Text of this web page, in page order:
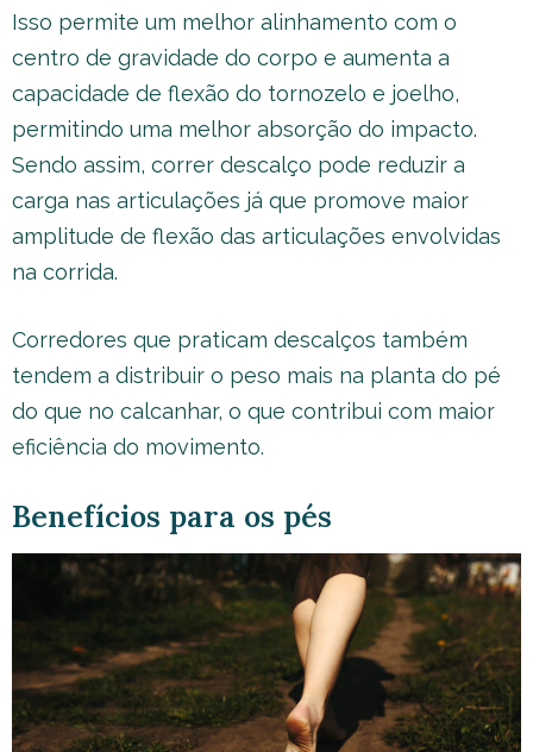
Isso permite um melhor alinhamento com o
centro de gravidade do corpo e aumenta a
capacidade de flexão do tornozelo e joelho,
permitindo uma melhor absorção do impacto.
Sendo assim, correr descalço pode reduzir a
carga nas articulações já que promove maior
amplitude de flexão das articulações envolvidas
na corrida.
Corredores que praticam descalços também
tendem a distribuir o peso mais na planta do pé
do que no calcanhar, o que contribui com maior
eficiência do movimento.
Benefícios para os pés